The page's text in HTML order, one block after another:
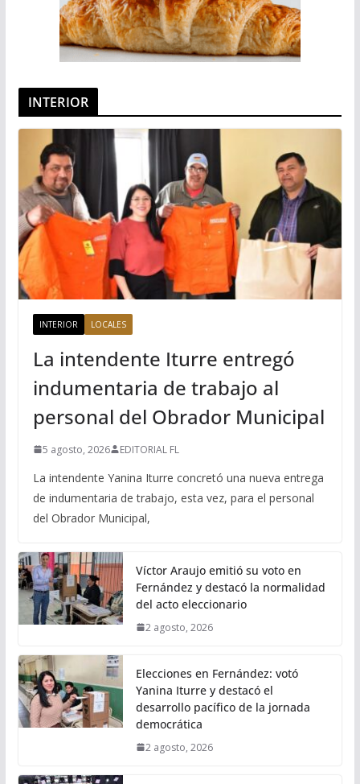
INTERIOR
INTERIOR LOCALES
La intendente Iturre entregó
indumentaria de trabajo al
personal del Obrador Municipal
5 agosto, 2026 EDITORIAL FL
La intendente Yanina Iturre concretó una nueva entrega
de indumentaria de trabajo, esta vez, para el personal
del Obrador Municipal,
Víctor Araujo emitió su voto en
Fernández y destacó la normalidad
del acto eleccionario
2 agosto, 2026
Elecciones en Fernández: votó
Yanina Iturre y destacó el
desarrollo pacífico de la jornada
democrática
2 agosto, 2026